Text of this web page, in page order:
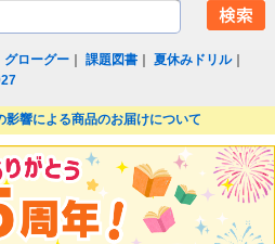
グローグー ｜課題図書 ｜夏休みドリル｜
影響による商品のお届けについて